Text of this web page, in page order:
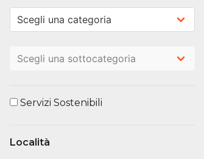
Servizi Sostenibili
Località